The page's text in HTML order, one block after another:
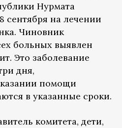
Нурмата
сентября на лечении
Чиновник
больных выявлен
Это заболевание
дня,
помощи
в указанные сроки.
комитета, дети,